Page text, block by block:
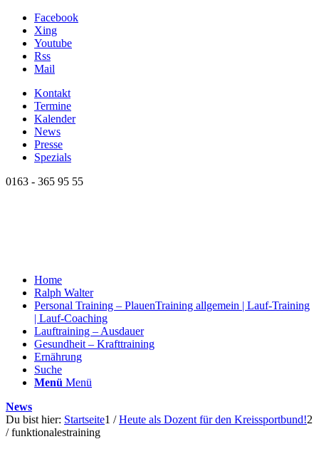
Facebook
Xing
Youtube
Rss
Mail
Kontakt
Termine
Kalender
News
Presse
Spezials
0163 - 365 95 55
Home
Ralph Walter
Personal Training – PlauenTraining allgemein | Lauf-Training
| Lauf-Coaching
Lauftraining – Ausdauer
Gesundheit – Krafttraining
Ernährung
Suche
Menü Menü
News
Du bist hier: Startseite1 / Heute als Dozent für den Kreissportbund!2
/ funktionalestraining